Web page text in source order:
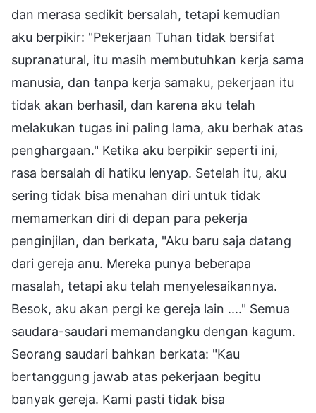
dan merasa sedikit bersalah, tetapi kemudian
aku berpikir: "Pekerjaan Tuhan tidak bersifat
supranatural, itu masih membutuhkan kerja sama
manusia, dan tanpa kerja samaku, pekerjaan itu
tidak akan berhasil, dan karena aku telah
melakukan tugas ini paling lama, aku berhak atas
penghargaan." Ketika aku berpikir seperti ini,
rasa bersalah di hatiku lenyap. Setelah itu, aku
sering tidak bisa menahan diri untuk tidak
memamerkan diri di depan para pekerja
penginjilan, dan berkata, "Aku baru saja datang
dari gereja anu. Mereka punya beberapa
masalah, tetapi aku telah menyelesaikannya.
Besok, aku akan pergi ke gereja lain ...." Semua
saudara-saudari memandangku dengan kagum.
Seorang saudari bahkan berkata: "Kau
bertanggung jawab atas pekerjaan begitu
banyak gereja. Kami pasti tidak bisa